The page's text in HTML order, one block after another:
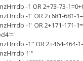
-1 OR 2+73-73-
-1' OR 2+681-681-
-1' OR 2+171-171-
-1" OR 2+464-464-
1'"